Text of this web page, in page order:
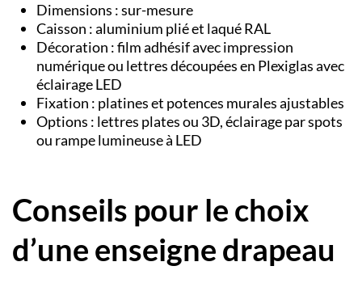
Dimensions : sur-mesure
Caisson : aluminium plié et laqué RAL
Décoration : film adhésif avec impression
numérique ou lettres découpées en Plexiglas avec
éclairage LED
Fixation : platines et potences murales ajustables
Options : lettres plates ou 3D, éclairage par spots
ou rampe lumineuse à LED
Conseils pour le choix
d’une enseigne drapeau